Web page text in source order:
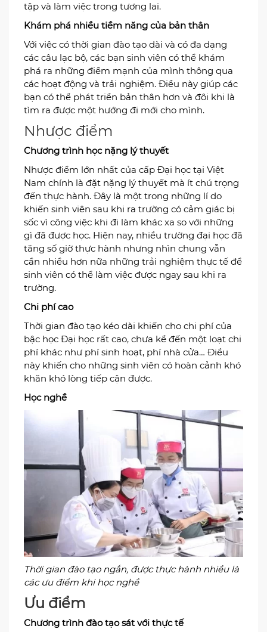
tập và làm việc trong tương lai.
Khám phá nhiều tiềm năng của bản thân
Với việc có thời gian đào tạo dài và có đa dạng
các câu lạc bộ, các bạn sinh viên có thể khám
phá ra những điểm mạnh của mình thông qua
các hoạt động và trải nghiệm. Điều này giúp các
bạn có thể phát triển bản thân hơn và đôi khi là
tìm ra được một hướng đi mới cho mình.
Nhược điểm
Chương trình học nặng lý thuyết
Nhược điểm lớn nhất của cấp Đại học tại Việt
Nam chính là đặt nặng lý thuyết mà ít chú trọng
đến thực hành. Đây là một trong những lí do
khiến sinh viên sau khi ra trường có cảm giác bị
sốc vì công việc khi đi làm khác xa so với những
gì đã được học. Hiện nay, nhiều trường đại học đã
tăng số giờ thực hành nhưng nhìn chung vẫn
cần nhiều hơn nữa những trải nghiệm thực tế để
sinh viên có thể làm việc được ngay sau khi ra
trường.
Chi phí cao
Thời gian đào tạo kéo dài khiến cho chi phí của
bậc học Đại học rất cao, chưa kể đến một loạt chi
phí khác như phí sinh hoạt, phí nhà cửa… Điều
này khiến cho những sinh viên có hoàn cảnh khó
khăn khó lòng tiếp cận được.
Học nghề
Thời gian đào tạo ngắn, được thực hành nhiều là
các ưu điểm khi học nghề
Ưu điểm
Chương trình đào tạo sát với thực tế